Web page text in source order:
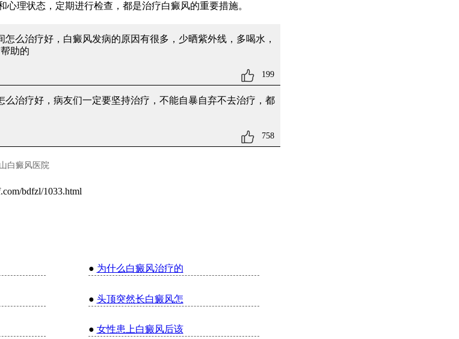
心理状态，定期进行检查，都是治疗白癜风的重要措施。
怎么治疗好 ，白癜风发病的原因有很多，少晒紫外线，多喝水，
助的
199
么治疗好 ，病友们一定要坚持治疗，不能自暴自弃不去治疗，都
758
白癜风医院
bdfzl/1033.html
● 为什么白癜风治疗的
● 头顶突然长白癜风怎
● 女性患上白癜风后该